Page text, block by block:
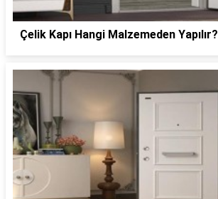
Çelik Kapı Hangi Malzemeden Yapılır?